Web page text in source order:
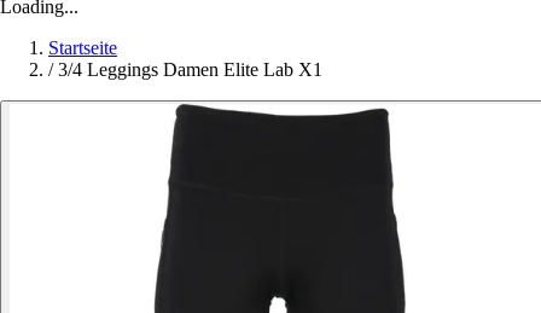
Loading...
Startseite
/ 3/4 Leggings Damen Elite Lab X1